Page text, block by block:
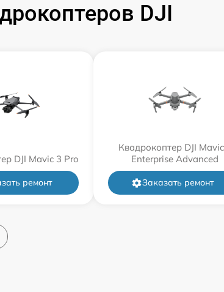
DJI
DJI Mavic 3 Pro
ремонт
Квадрокоптер DJI
Enterprise Advanced
Заказать ремонт